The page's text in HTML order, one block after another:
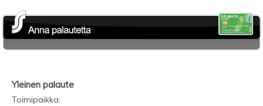
Yleinen palaute
Toimipaikka: